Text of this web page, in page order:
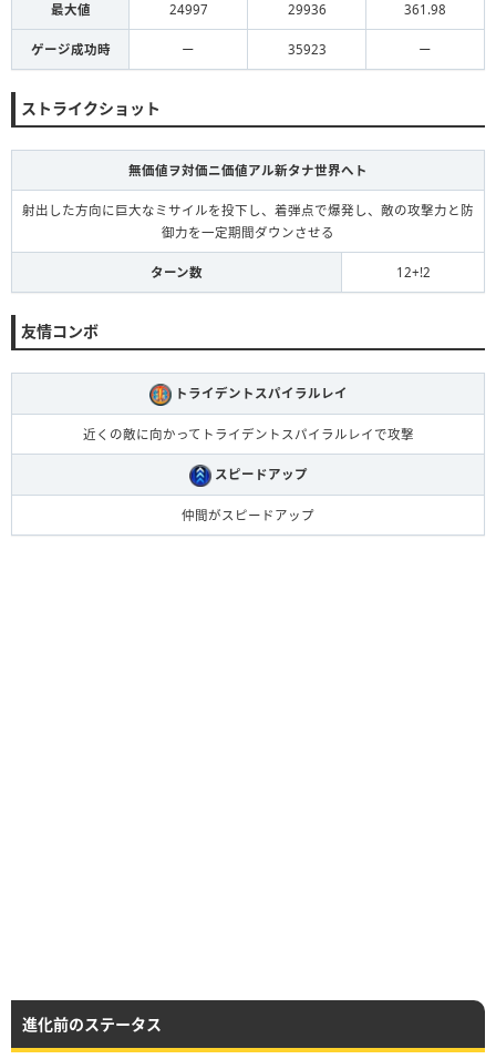
最大値 24997 29936 361.98
ゲージ成功時 ー 35923 ー
ストライクショット
無価値ヲ対価ニ価値アル新タナ世界へト
射出した方向に巨大なミサイルを投下し、着弾点で爆発し、敵の攻撃力と防
御力を一定期間ダウンさせる
ターン数 12+!2
友情コンボ
トライデントスパイラルレイ
近くの敵に向かってトライデントスパイラルレイで攻撃
スピードアップ
仲間がスピードアップ
進化前のステータス